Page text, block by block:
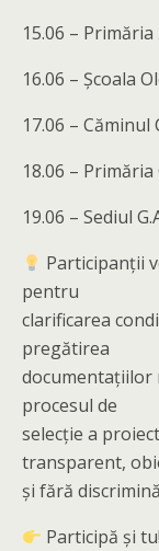
15.06 – Primăria
16.06 – Școala
17.06 –
18.06 –
19.06 – Sediul
Participanții
pentru
clarificarea
pregătirea
documentațiilor
procesul de
selecție a
transparent,
și fără
Participă și